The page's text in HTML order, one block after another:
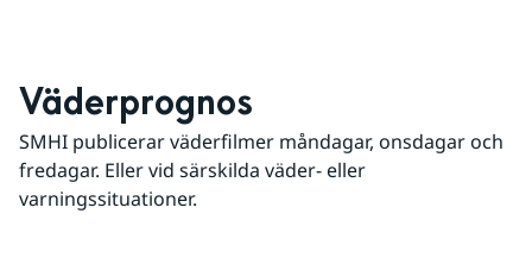
Väderprognos
SMHI publicerar väderfilmer måndagar, onsdagar och
fredagar. Eller vid särskilda väder- eller
varningssituationer.